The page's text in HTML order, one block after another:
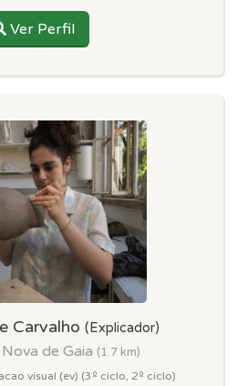
Ver Perfil
Carvalho (Explicador)
de Gaia (1.7 km)
visual (ev) (3º ciclo, 2º ciclo)